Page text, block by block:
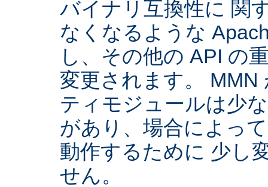
バイナリ互換性に 関
なくなるような
し、その他の API の
変更されます。
ティモジュールは少
があり、場合によっ
動作するために 少し
せん。